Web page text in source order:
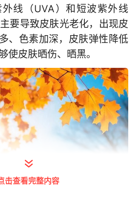
线（UVA）和短波紫外线
要导致皮肤光老化，出现皮
、色素加深，皮肤弹性降低
使皮肤晒伤、晒黑。
击查看完整内容